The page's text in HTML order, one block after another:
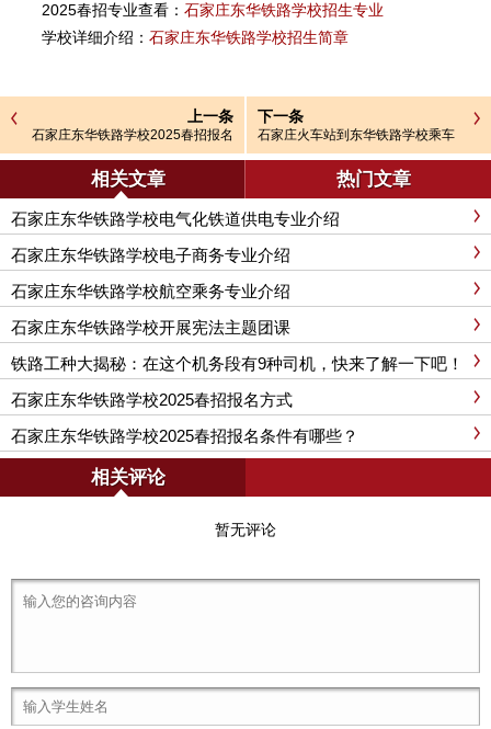
2025春招专业查看： 石家庄东华铁路学校招生专业
学校详细介绍： 石家庄东华铁路学校招生简章
上一条
石家庄东华铁路学校2025春招报名
方式
下一条
石家庄火车站到东华铁路学校乘车
路线
相关文章 热门文章
石家庄东华铁路学校电气化铁道供电专业介绍
石家庄东华铁路学校电子商务专业介绍
石家庄东华铁路学校航空乘务专业介绍
石家庄东华铁路学校开展宪法主题团课
铁路工种大揭秘：在这个机务段有9种司机，快来了解一下吧！
石家庄东华铁路学校2025春招报名方式
石家庄东华铁路学校2025春招报名条件有哪些？
相关评论
暂无评论